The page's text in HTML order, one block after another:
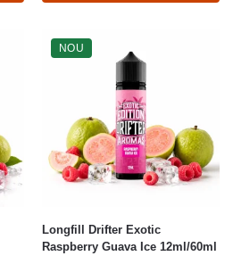
NOU
Longfill Drifter Exotic
Raspberry Guava Ice 12ml/60ml